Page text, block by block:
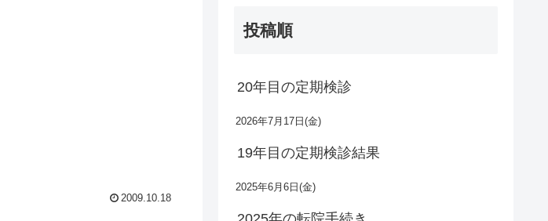
2009.10.18
投稿順
20年目の定期検診
2026年7月17日(金)
19年目の定期検診結果
2025年6月6日(金)